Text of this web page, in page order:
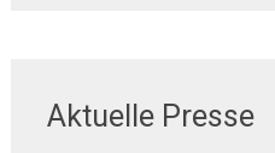
Aktuelle Presse